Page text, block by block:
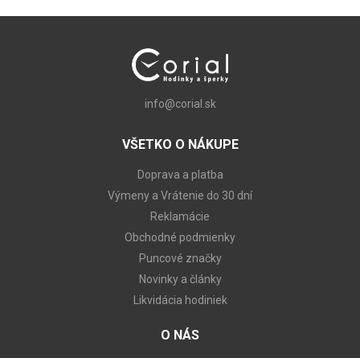
info@corial.sk
VŠETKO O NÁKUPE
Doprava a platba
Výmeny a Vrátenie do 30 dní
Reklamácie
Obchodné podmienky
Puncové značky
Novinky a články
Likvidácia hodiniek
O NÁS